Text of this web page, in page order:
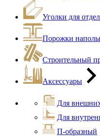
Уголки для
Порожки
Строительный
Аксессуары
Для
Для
П-образный